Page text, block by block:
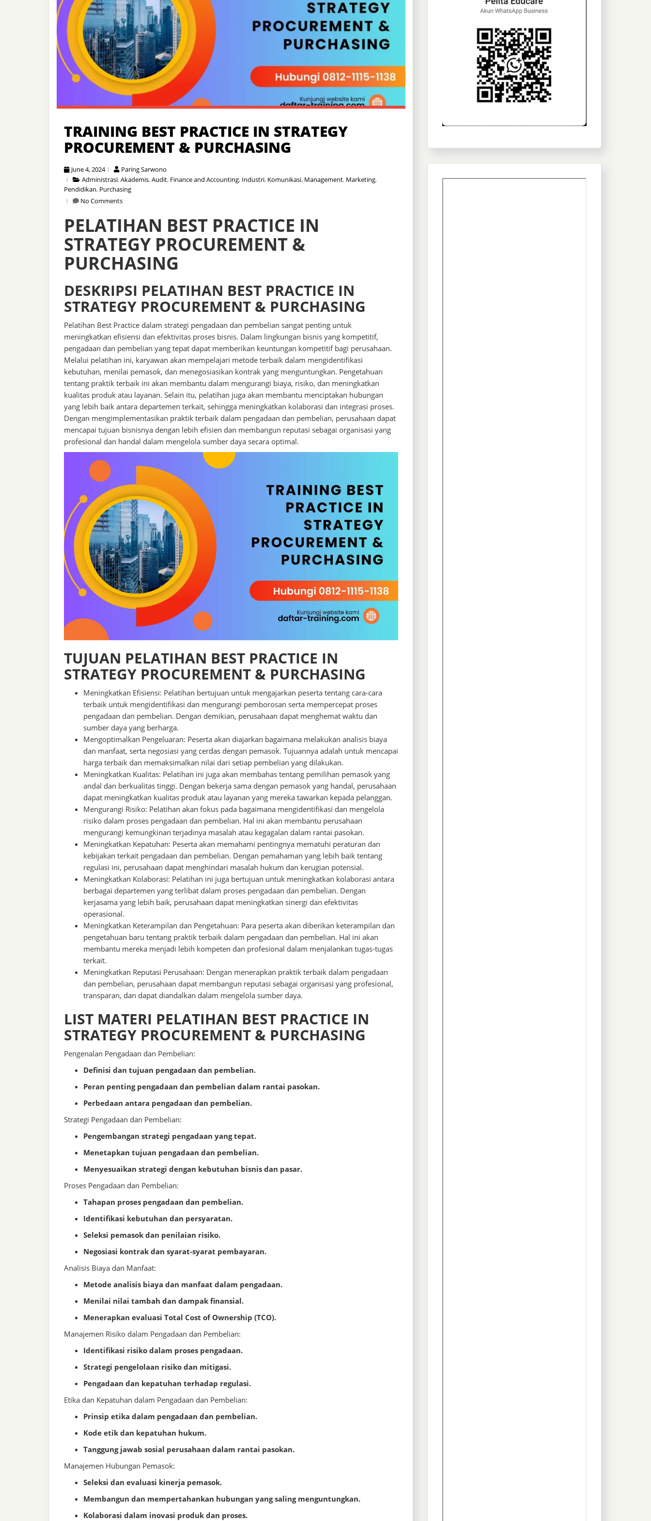
TRAINING BEST PRACTICE IN STRATEGY
PROCUREMENT & PURCHASING
June 4, 2024
Paring Sarwono
Administrasi,Akademis,Audit, Finance and Accounting, Industri, Komunikasi, Management, Marketing,
Pendidikan, Purchasing
No Comments
PELATIHAN BEST PRACTICE IN
STRATEGY PROCUREMENT &
PURCHASING
DESKRIPSI PELATIHAN BEST PRACTICE IN
STRATEGY PROCUREMENT & PURCHASING
Pelatihan Best Practice dalam strategi pengadaan dan pembelian sangat penting untuk
meningkatkan efisiensi dan efektivitas proses bisnis. Dalam lingkungan bisnis yang kompetitif,
pengadaan dan pembelian yang tepat dapat memberikan keuntungan kompetitif bagi perusahaan.
Melalui pelatihan ini, karyawan akan mempelajari metode terbaik dalam mengidentifikasi
kebutuhan, menilai pemasok, dan menegosiasikan kontrak yang menguntungkan. Pengetahuan
tentang praktik terbaik ini akan membantu dalam mengurangi biaya, risiko, dan meningkatkan
kualitas produk atau layanan. Selain itu, pelatihan juga akan membantu menciptakan hubungan
yang lebih baik antara departemen terkait, sehingga meningkatkan kolaborasi dan integrasi proses.
Dengan mengimplementasikan praktik terbaik dalam pengadaan dan pembelian, perusahaan dapat
mencapai tujuan bisnisnya dengan lebih efisien dan membangun reputasi sebagai organisasi yang
profesional dan handal dalam mengelola sumber daya secara optimal.
TUJUAN PELATIHAN BEST PRACTICE IN
STRATEGY PROCUREMENT & PURCHASING
Meningkatkan Efisiensi: Pelatihan bertujuan untuk mengajarkan peserta tentang cara-cara
terbaik untuk mengidentifikasi dan mengurangi pemborosan serta mempercepat proses
pengadaan dan pembelian. Dengan demikian, perusahaan dapat menghemat waktu dan
sumber daya yang berharga.
Mengoptimalkan Pengeluaran: Peserta akan diajarkan bagaimana melakukan analisis biaya
dan manfaat, serta negosiasi yang cerdas dengan pemasok. Tujuannya adalah untuk mencapai
harga terbaik dan memaksimalkan nilai dari setiap pembelian yang dilakukan.
Meningkatkan Kualitas: Pelatihan ini juga akan membahas tentang pemilihan pemasok yang
andal dan berkualitas tinggi. Dengan bekerja sama dengan pemasok yang handal, perusahaan
dapat meningkatkan kualitas produk atau layanan yang mereka tawarkan kepada pelanggan.
Mengurangi Risiko: Pelatihan akan fokus pada bagaimana mengidentifikasi dan mengelola
risiko dalam proses pengadaan dan pembelian. Hal ini akan membantu perusahaan
mengurangi kemungkinan terjadinya masalah atau kegagalan dalam rantai pasokan.
Meningkatkan Kepatuhan: Peserta akan memahami pentingnya mematuhi peraturan dan
kebijakan terkait pengadaan dan pembelian. Dengan pemahaman yang lebih baik tentang
regulasi ini, perusahaan dapat menghindari masalah hukum dan kerugian potensial.
Meningkatkan Kolaborasi: Pelatihan ini juga bertujuan untuk meningkatkan kolaborasi antara
berbagai departemen yang terlibat dalam proses pengadaan dan pembelian. Dengan
kerjasama yang lebih baik, perusahaan dapat meningkatkan sinergi dan efektivitas
operasional.
Meningkatkan Keterampilan dan Pengetahuan: Para peserta akan diberikan keterampilan dan
pengetahuan baru tentang praktik terbaik dalam pengadaan dan pembelian. Hal ini akan
membantu mereka menjadi lebih kompeten dan profesional dalam menjalankan tugas-tugas
terkait.
Meningkatkan Reputasi Perusahaan: Dengan menerapkan praktik terbaik dalam pengadaan
dan pembelian, perusahaan dapat membangun reputasi sebagai organisasi yang profesional,
transparan, dan dapat diandalkan dalam mengelola sumber daya.
LIST MATERI PELATIHAN BEST PRACTICE IN
STRATEGY PROCUREMENT & PURCHASING
Pengenalan Pengadaan dan Pembelian:
Definisi dan tujuan pengadaan dan pembelian.
Peran penting pengadaan dan pembelian dalam rantai pasokan.
Perbedaan antara pengadaan dan pembelian.
Strategi Pengadaan dan Pembelian:
Pengembangan strategi pengadaan yang tepat.
Menetapkan tujuan pengadaan dan pembelian.
Menyesuaikan strategi dengan kebutuhan bisnis dan pasar.
Proses Pengadaan dan Pembelian:
Tahapan proses pengadaan dan pembelian.
Identifikasi kebutuhan dan persyaratan.
Seleksi pemasok dan penilaian risiko.
Negosiasi kontrak dan syarat-syarat pembayaran.
Analisis Biaya dan Manfaat:
Metode analisis biaya dan manfaat dalam pengadaan.
Menilai nilai tambah dan dampak finansial.
Menerapkan evaluasi Total Cost of Ownership (TCO).
Manajemen Risiko dalam Pengadaan dan Pembelian:
Identifikasi risiko dalam proses pengadaan.
Strategi pengelolaan risiko dan mitigasi.
Pengadaan dan kepatuhan terhadap regulasi.
Etika dan Kepatuhan dalam Pengadaan dan Pembelian:
Prinsip etika dalam pengadaan dan pembelian.
Kode etik dan kepatuhan hukum.
Tanggung jawab sosial perusahaan dalam rantai pasokan.
Manajemen Hubungan Pemasok:
Seleksi dan evaluasi kinerja pemasok.
Membangun dan mempertahankan hubungan yang saling menguntungkan.
Kolaborasi dalam inovasi produk dan proses.